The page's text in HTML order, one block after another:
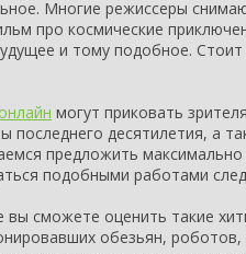
Многие режиссеры
про космические
и тому подобное.
могут приковать
последнего десятилетия, а
предложить
подобными работами
сможете оценить такие
обезьян,